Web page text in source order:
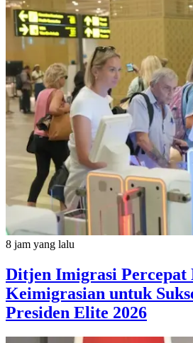
8 jam yang lalu
Ditjen Imigrasi Percepat
Keimigrasian untuk
Presiden Elite 2026